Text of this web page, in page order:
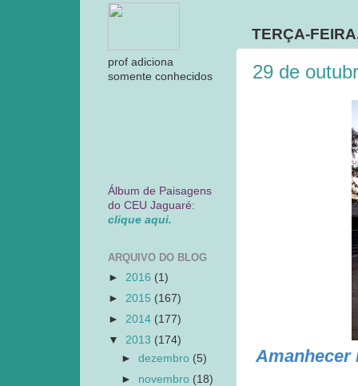
TERÇA-
29 de
Amanhecer
prof adiciona
somente conhecidos
Álbum de Paisagens
do CEU Jaguaré:
clique aqui.
ARQUIVO DO BLOG
► 2016 (1)
► 2015 (167)
► 2014 (177)
▼ 2013 (174)
►dezembro (5)
► novembro (18)